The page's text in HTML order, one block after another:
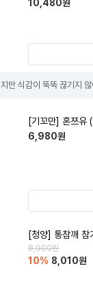
10,480원
만 식감이 뚝뚝 끊기지
[기꼬만] 혼쯔유
6,980원
[청양] 통참깨
8,900원
10% 8,010원